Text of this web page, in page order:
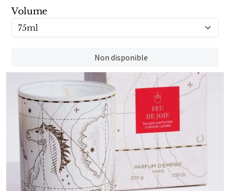
Volume
Non disponible
Sensatio
Trudon
Eau D'Italie
Santa Maria Novella
Profumum Roma
Marques Suisses
Créateur Olfactif Genève